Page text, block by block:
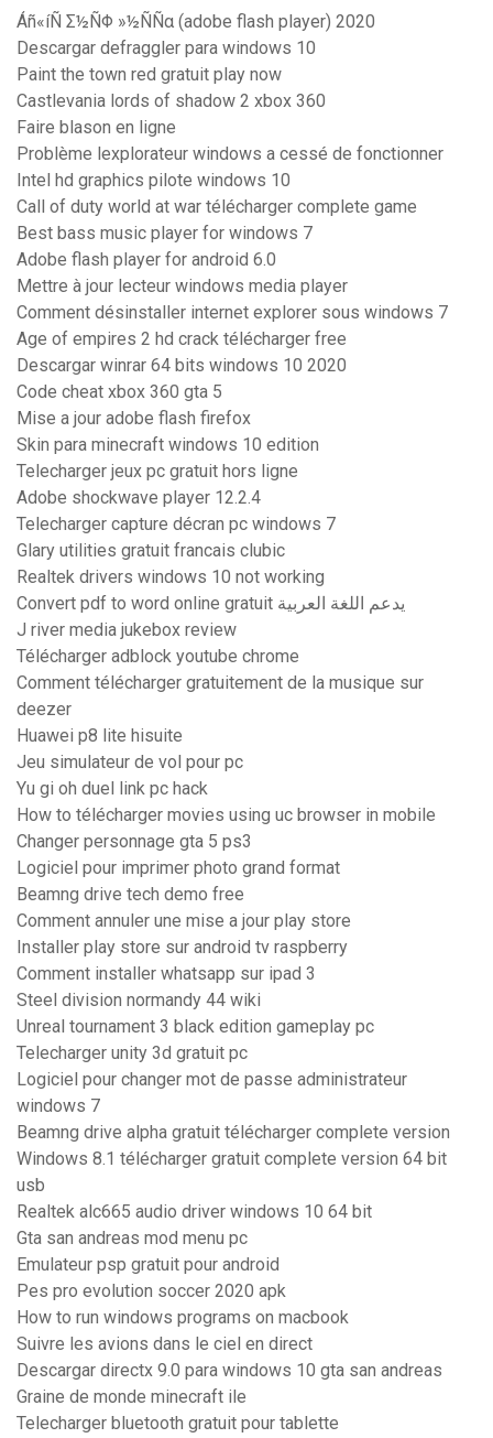
Áñ«íÑ Σ½ÑΦ »½ÑÑα (adobe flash player) 2020
Descargar defraggler para windows 10
Paint the town red gratuit play now
Castlevania lords of shadow 2 xbox 360
Faire blason en ligne
Problème lexplorateur windows a cessé de fonctionner
Intel hd graphics pilote windows 10
Call of duty world at war télécharger complete game
Best bass music player for windows 7
Adobe flash player for android 6.0
Mettre à jour lecteur windows media player
Comment désinstaller internet explorer sous windows 7
Age of empires 2 hd crack télécharger free
Descargar winrar 64 bits windows 10 2020
Code cheat xbox 360 gta 5
Mise a jour adobe flash firefox
Skin para minecraft windows 10 edition
Telecharger jeux pc gratuit hors ligne
Adobe shockwave player 12.2.4
Telecharger capture décran pc windows 7
Glary utilities gratuit francais clubic
Realtek drivers windows 10 not working
Convert pdf to word online gratuit يدعم اللغة العربية
J river media jukebox review
Télécharger adblock youtube chrome
Comment télécharger gratuitement de la musique sur
deezer
Huawei p8 lite hisuite
Jeu simulateur de vol pour pc
Yu gi oh duel link pc hack
How to télécharger movies using uc browser in mobile
Changer personnage gta 5 ps3
Logiciel pour imprimer photo grand format
Beamng drive tech demo free
Comment annuler une mise a jour play store
Installer play store sur android tv raspberry
Comment installer whatsapp sur ipad 3
Steel division normandy 44 wiki
Unreal tournament 3 black edition gameplay pc
Telecharger unity 3d gratuit pc
Logiciel pour changer mot de passe administrateur
windows 7
Beamng drive alpha gratuit télécharger complete version
Windows 8.1 télécharger gratuit complete version 64 bit
usb
Realtek alc665 audio driver windows 10 64 bit
Gta san andreas mod menu pc
Emulateur psp gratuit pour android
Pes pro evolution soccer 2020 apk
How to run windows programs on macbook
Suivre les avions dans le ciel en direct
Descargar directx 9.0 para windows 10 gta san andreas
Graine de monde minecraft ile
Telecharger bluetooth gratuit pour tablette